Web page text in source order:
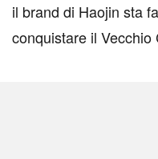
il brand di Haojin sta
conquistare il Vecchio